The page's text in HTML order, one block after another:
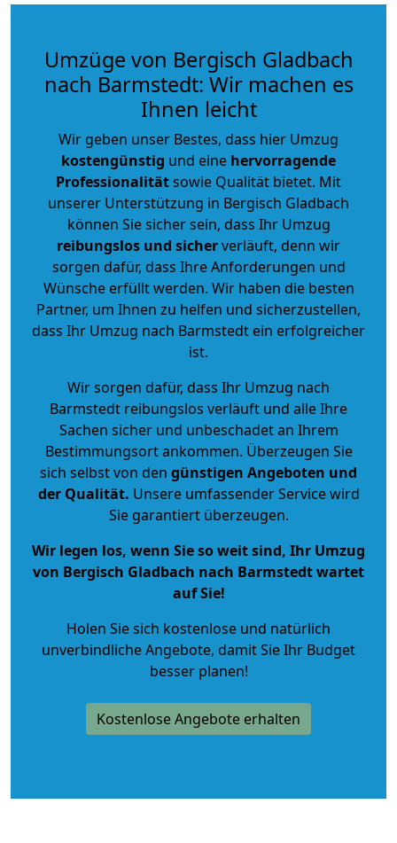
Umzüge von Bergisch Gladbach
nach Barmstedt: Wir machen es
Ihnen leicht
Wir geben unser Bestes, dass hier Umzug
kostengünstig und eine hervorragende
Professionalitätsowie Qualität bietet. Mit
unserer Unterstützung in Bergisch Gladbach
können Sie sicher sein, dass Ihr Umzug
reibungslos und sicherverläuft, denn wir
sorgen dafür, dass Ihre Anforderungen und
Wünsche erfüllt werden. Wir haben die besten
Partner, um Ihnen zu helfen und sicherzustellen,
dass Ihr Umzug nach Barmstedt ein erfolgreicher
ist.
Wir sorgen dafür, dass Ihr Umzug nach
Barmstedt reibungslos verläuft und alle Ihre
Sachen sicher und unbeschadet an Ihrem
Bestimmungsort ankommen. Überzeugen Sie
sich selbst von den günstigen Angeboten und
der Qualität. Unsere umfassender Service wird
Sie garantiert überzeugen.
Wir legen los, wenn Sie so weit sind, Ihr Umzug
von Bergisch Gladbach nach Barmstedt wartet
auf Sie!
Holen Sie sich kostenlose und natürlich
unverbindliche Angebote, damit Sie Ihr Budget
besser planen!
Kostenlose Angebote erhalten